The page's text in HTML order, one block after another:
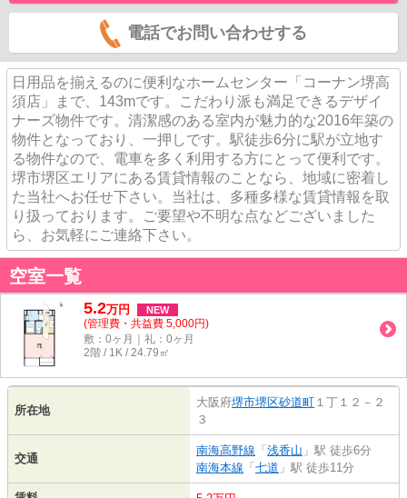
電話でお問い合わせする
日用品を揃えるのに便利なホームセンター「コーナン堺高
須店」まで、143mです。こだわり派も満足できるデザイ
ナーズ物件です。清潔感のある室内が魅力的な2016年築の
物件となっており、一押しです。駅徒歩6分に駅が立地す
る物件なので、電車を多く利用する方にとって便利です。
堺市堺区エリアにある賃貸情報のことなら、地域に密着し
た当社へお任せ下さい。当社は、多種多様な賃貸情報を取
り扱っております。ご要望や不明な点などございました
ら、お気軽にご連絡下さい。
空室一覧
5.2万円 NEW
(管理費・共益費 5,000円)
敷：0ヶ月｜礼：0ヶ月
2階 / 1K / 24.79㎡
所在地
大阪府堺市堺区砂道町 １丁１２－２
３
交通
南海高野線 「 浅香山 」駅 徒歩6分
南海本線 「 七道 」駅 徒歩11分